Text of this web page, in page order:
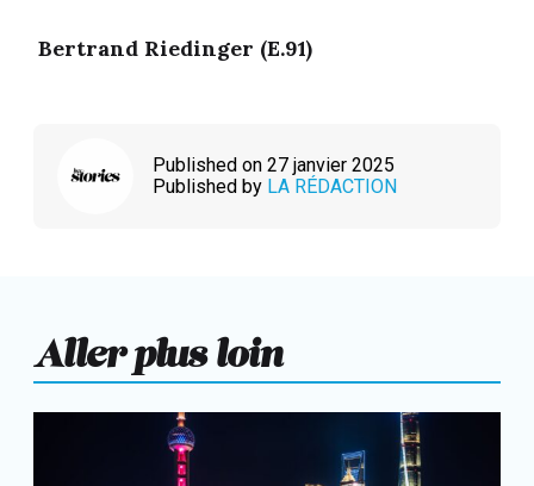
Bertrand Riedinger (E.91)
Published on 27 janvier 2025
Published by LA RÉDACTION
Aller plus loin